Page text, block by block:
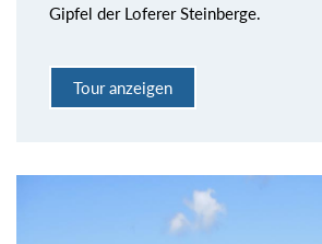
Gipfel der Loferer Steinberge.
Tour anzeigen